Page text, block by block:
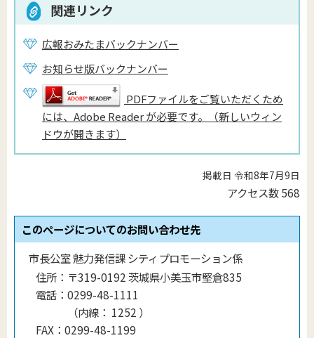
関連リンク
広報おみたまバックナンバー
お知らせ版バックナンバー
PDFファイルをご覧いただくため
には、Adobe Reader が必要です。（新しいウィン
ドウが開きます）
掲載日 令和8年7月9日
アクセス数568
このページについてのお問い合わせ先
市長公室 魅力発信課 シティプロモーション係
住所： 〒319-0192 茨城県小美玉市堅倉835
電話： 0299-48-1111
（内線 ： 1252 ）
FAX： 0299-48-1199